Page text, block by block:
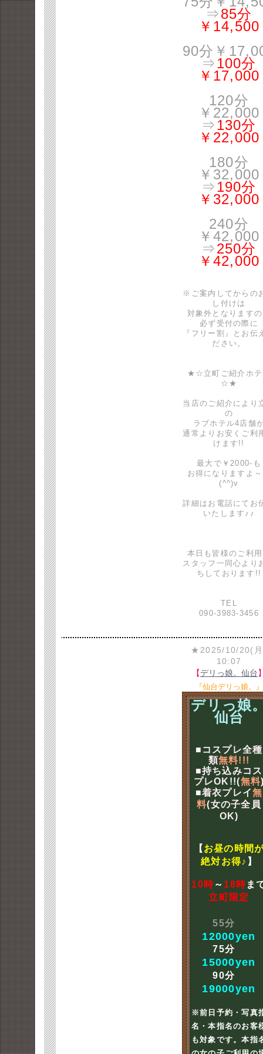
⇒85分
￥14,500
90分￥
⇒100分
￥17,000
120分
￥22,000
⇒130分
￥22,000
180分
￥32,000
⇒190分
￥32,000
240分
￥42,000
⇒250分
￥42,000
※ご案内してからの
し付けは
対象外となります
必ず受付の際に
『フリー割』とお伝
ださい。
★☆立町ご紹介ホ
☆★
当店のご紹介により
の
ラブホテル4店舗
通常よりお安くご利
けます!!
最大で￥2000-も
お得になりますよ
(^^)v
詳細はお電話にてお
いたします♪♪
本日も皆様のご利
スタッフ一同心より
ちしております!!
TEL
090-3983-3456
★2025/10/20(
10:07
【デリっ娘。仙台
『仙台デリっ娘。』
デリっ娘
仙台
■コスプレ全種
類無料!!!
■持ち込みコス
プレOK!!(無料
■着衣プレイ無
料(女の子全員
OK)
【 お昼の時間
絶対お得♪ 】
10時～ 18時ま
立町限定
55分
12000yen
75分
15000yen
90分
19000yen
※前日予約・写真
名・本指名のお客
も対象です。本指